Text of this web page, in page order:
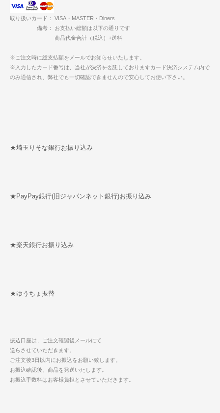
取り扱いカード： VISA・MASTER・Diners
備考： お支払い総額は以下の通りです
商品代金合計（税込）+送料
※ご注文時に総支払額をメールでお知らせいたします。
※入力したカード番号は、当社が決済を委託しておりますカード決済システム内で
のみ通信され、弊社でも一切確認できませんので安心してお使い下さい。
★埼玉りそな銀行お振り込み
★PayPay銀行(旧ジャパンネット銀行)お振り込み
★楽天銀行お振り込み
★ゆうちょ振替
振込口座は、ご注文確認後メールにて
送らさせていただきます。
ご注文後3日以内にお振込をお願い致します。
お振込確認後、商品を発送いたします。
お振込手数料はお客様負担とさせていただきます。